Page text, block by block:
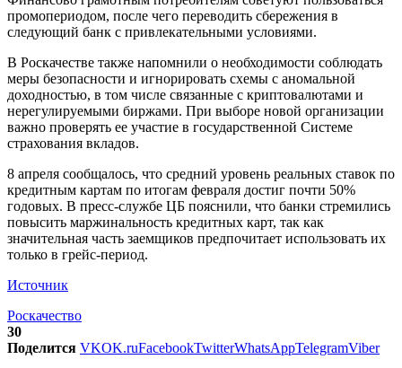
промопериодом, после чего переводить сбережения в
следующий банк с привлекательными условиями.
В Роскачестве также напомнили о необходимости соблюдать
меры безопасности и игнорировать схемы с аномальной
доходностью, в том числе связанные с криптовалютами и
нерегулируемыми биржами. При выборе новой организации
важно проверять ее участие в государственной Системе
страхования вкладов.
8 апреля сообщалось, что средний уровень реальных ставок по
кредитным картам по итогам февраля достиг почти 50%
годовых. В пресс-службе ЦБ пояснили, что банки стремились
повысить маржинальность кредитных карт, так как
значительная часть заемщиков предпочитает использовать их
только в грейс-период.
Источник
Роскачество
30
Поделится VKOK.ruFacebookTwitterWhatsAppTelegramViber